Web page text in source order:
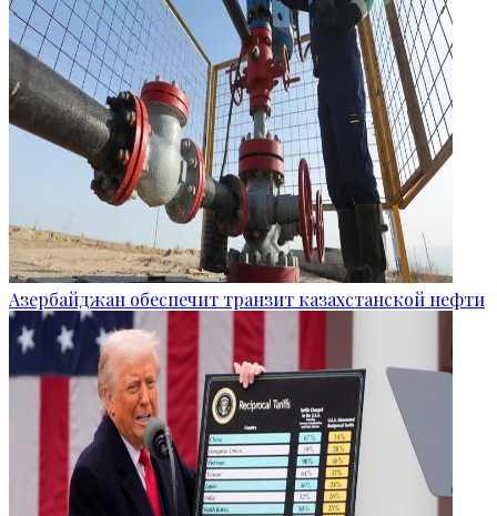
Азербайджан обеспечит транзит казахстанской нефти